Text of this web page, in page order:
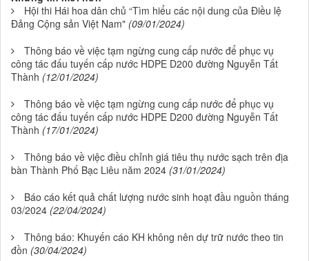
Hội thi Hái hoa dân chủ “Tìm hiểu các nội dung của Điều lệ
Đảng Cộng sản Việt Nam" (09/01/2024)
Thông báo về việc tạm ngừng cung cấp nước để phục vụ
công tác đấu tuyến cấp nước HDPE D200 đường Nguyễn Tất
Thành (12/01/2024)
Thông báo về việc tạm ngừng cung cấp nước để phục vụ
công tác đấu tuyến cấp nước HDPE D200 đường Nguyễn Tất
Thành (17/01/2024)
Thông báo về việc điều chỉnh giá tiêu thụ nước sạch trên địa
bàn Thành Phố Bạc Liêu năm 2024 (31/01/2024)
Báo cáo kết quả chất lượng nước sinh hoạt đầu nguồn tháng
03/2024 (22/04/2024)
Thông báo: Khuyến cáo KH không nên dự trữ nước theo tin
đồn (30/04/2024)